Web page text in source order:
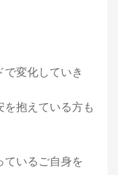
変化していき
抱えている方も
ているご自身を